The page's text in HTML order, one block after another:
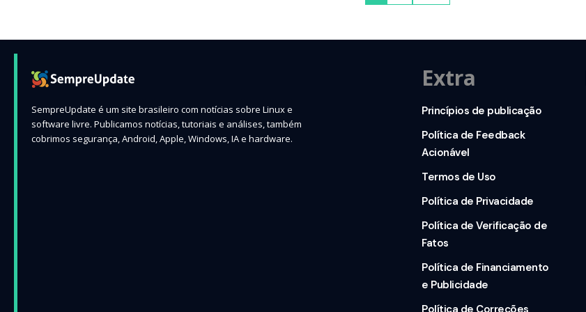
SempreUpdate é um site brasileiro com notícias sobre Linux e
software livre. Publicamos notícias, tutoriais e análises, também
cobrimos segurança, Android, Apple, Windows, IA e hardware.
Extra
Princípios de publicação
Política de Feedback
Acionável
Termos de Uso
Política de Privacidade
Política de Verificação de
Fatos
Política de Financiamento
e Publicidade
Política de Correções